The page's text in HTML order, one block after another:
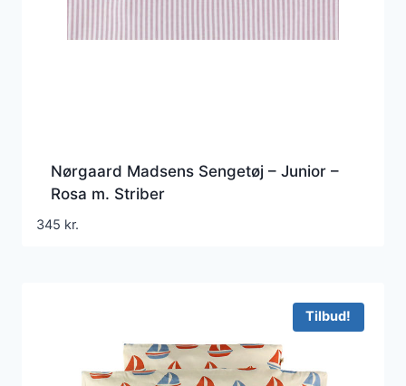
Nørgaard Madsens Sengetøj – Junior –
Rosa m. Striber
345 kr.
Tilbud!